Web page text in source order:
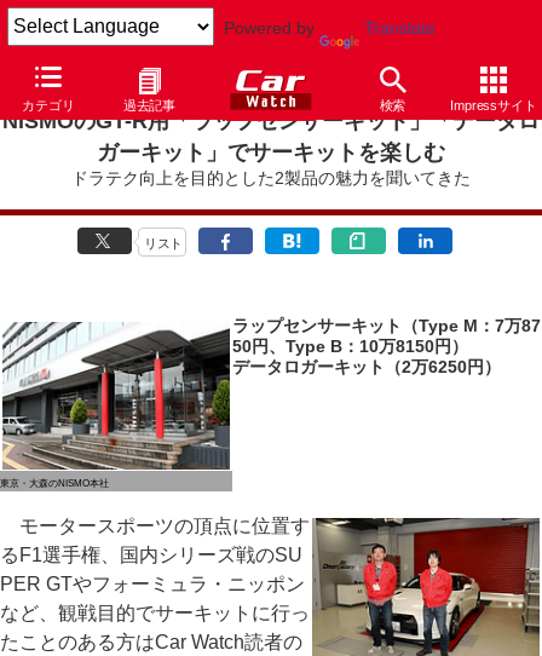
Powered by Translate
カテゴリ 過去記事 検索 Impressサイト
NISMOのGT-R用「ラップセンサーキット」「データロ
ガーキット」でサーキットを楽しむ
ドラテク向上を目的とした2製品の魅力を聞いてきた
リスト
東京・大森のNISMO本社
ラップセンサーキット（Type M：7万87
50円、Type B：10万8150円）
データロガーキット（2万6250円）
モータースポーツの頂点に位置す
るF1選手権、国内シリーズ戦のSU
PER GTやフォーミュラ・ニッポン
など、観戦目的でサーキットに行っ
たことのある方はCar Watch読者の